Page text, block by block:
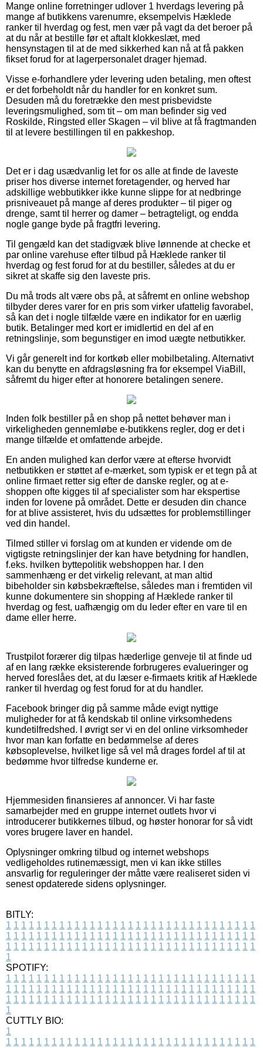
Mange online forretninger udlover 1 hverdags levering på
mange af butikkens varenumre, eksempelvis Hæklede
ranker til hverdag og fest, men vær på vagt da det beroer på
at du når at bestille før et aftalt klokkeslæt, med
hensynstagen til at de med sikkerhed kan nå at få pakken
fikset forud for at lagerpersonalet drager hjemad.
Visse e-forhandlere yder levering uden betaling, men oftest
er det forbeholdt når du handler for en konkret sum.
Desuden må du foretrække den mest prisbevidste
leveringsmulighed, som tit – om man befinder sig ved
Roskilde, Ringsted eller Skagen – vil blive at få fragtmanden
til at levere bestillingen til en pakkeshop.
Det er i dag usædvanlig let for os alle at finde de laveste
priser hos diverse internet foretagender, og herved har
adskillige webbutikker ikke kunne slippe for at nedbringe
prisniveauet på mange af deres produkter – til piger og
drenge, samt til herrer og damer – betragteligt, og endda
nogle gange byde på fragtfri levering.
Til gengæld kan det stadigvæk blive lønnende at checke et
par online varehuse efter tilbud på Hæklede ranker til
hverdag og fest forud for at du bestiller, således at du er
sikret at skaffe sig den laveste pris.
Du må trods alt være obs på, at såfremt en online webshop
tilbyder deres varer for en pris som virker ufattelig favorabel,
så kan det i nogle tilfælde være en indikator for en uærlig
butik. Betalinger med kort er imidlertid en del af en
retningslinje, som begunstiger en imod uægte netbutikker.
Vi går generelt ind for kortkøb eller mobilbetaling. Alternativt
kan du benytte en afdragsløsning fra for eksempel ViaBill,
såfremt du higer efter at honorere betalingen senere.
Inden folk bestiller på en shop på nettet behøver man i
virkeligheden gennemløbe e-butikkens regler, dog er det i
mange tilfælde et omfattende arbejde.
En anden mulighed kan derfor være at efterse hvorvidt
netbutikken er støttet af e-mærket, som typisk er et tegn på at
online firmaet retter sig efter de danske regler, og at e-
shoppen ofte kigges til af specialister som har ekspertise
inden for lovene på området. Dette er desuden din chance
for at blive assisteret, hvis du udsættes for problemstillinger
ved din handel.
Tilmed stiller vi forslag om at kunden er vidende om de
vigtigste retningslinjer der kan have betydning for handlen,
f.eks. hvilken byttepolitik webshoppen har. I den
sammenhæng er det virkelig relevant, at man altid
bibeholder sin købsbekræftelse, således man i fremtiden vil
kunne dokumentere sin shopping af Hæklede ranker til
hverdag og fest, uafhængig om du leder efter en vare til en
dame eller herre.
Trustpilot forærer dig tilpas hæderlige genveje til at finde ud
af en lang række eksisterende forbrugeres evalueringer og
herved foreslåes det, at du læser e-firmaets kritik af Hæklede
ranker til hverdag og fest forud for at du handler.
Facebook bringer dig på samme måde evigt nyttige
muligheder for at få kendskab til online virksomhedens
kundetilfredshed. I øvrigt ser vi en del online virksomheder
hvor man kan forfatte en bedømmelse af deres
købsoplevelse, hvilket lige så vel må drages fordel af til at
bedømme hvor tilfredse kunderne er.
Hjemmesiden finansieres af annoncer. Vi har faste
samarbejder med en gruppe internet outlets hvor vi
introducerer butikkernes tilbud, og høster honorar for så vidt
vores brugere laver en handel.
Oplysninger omkring tilbud og internet webshops
vedligeholdes rutinemæssigt, men vi kan ikke stilles
ansvarlig for reguleringer der måtte være realiseret siden vi
senest opdaterede sidens oplysninger.
BITLY:
1 1 1 1 1 1 1 1 1 1 1 1 1 1 1 1 1 1 1 1 1 1 1 1 1 1 1 1 1 1 1 1 1
1 1 1 1 1 1 1 1 1 1 1 1 1 1 1 1 1 1 1 1 1 1 1 1 1 1 1 1 1 1 1 1 1
1 1 1 1 1 1 1 1 1 1 1 1 1 1 1 1 1 1 1 1 1 1 1 1 1 1 1 1 1 1 1 1 1
1
SPOTIFY:
1 1 1 1 1 1 1 1 1 1 1 1 1 1 1 1 1 1 1 1 1 1 1 1 1 1 1 1 1 1 1 1 1
1 1 1 1 1 1 1 1 1 1 1 1 1 1 1 1 1 1 1 1 1 1 1 1 1 1 1 1 1 1 1 1 1
1 1 1 1 1 1 1 1 1 1 1 1 1 1 1 1 1 1 1 1 1 1 1 1 1 1 1 1 1 1 1 1 1
1
CUTTLY BIO:
1
1 1 1 1 1 1 1 1 1 1 1 1 1 1 1 1 1 1 1 1 1 1 1 1 1 1 1 1 1 1 1 1 1